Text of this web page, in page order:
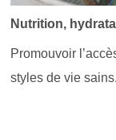
Nutrition,
Promouvoir
styles de vie sains.